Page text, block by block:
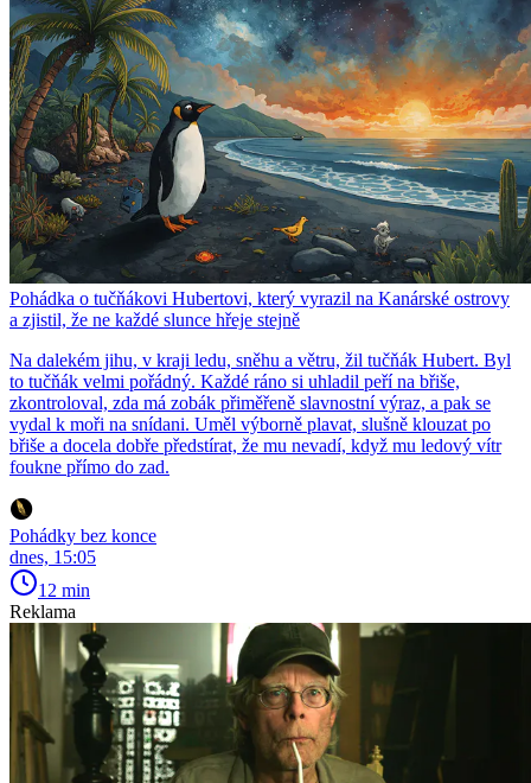
Pohádka o tučňákovi Hubertovi, který vyrazil na Kanárské ostrovy
a zjistil, že ne každé slunce hřeje stejně
Na dalekém jihu, v kraji ledu, sněhu a větru, žil tučňák Hubert. Byl
to tučňák velmi pořádný. Každé ráno si uhladil peří na břiše,
zkontroloval, zda má zobák přiměřeně slavnostní výraz, a pak se
vydal k moři na snídani. Uměl výborně plavat, slušně klouzat po
břiše a docela dobře předstírat, že mu nevadí, když mu ledový vítr
foukne přímo do zad.
Pohádky bez konce
dnes, 15:05
12 min
Reklama